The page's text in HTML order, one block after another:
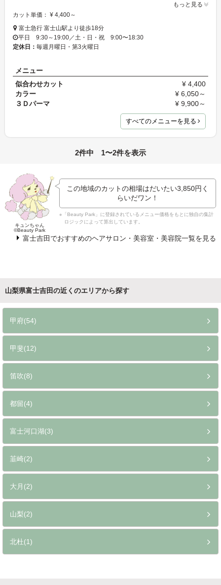
もっと見る
カット単価： ¥ 4,400～
富士急行 富士山駅より徒歩18分
平日 9:30～19:00／土・日・祝 9:00〜18:30
定休日： 毎週月曜日・第3火曜日
メニュー
似合わせカット
¥ 4,400
カラー
¥ 6,050～
３Ｄパーマ
¥ 9,900～
すべてのメニューを見る
2件中 1〜2件を表示
キュンちゃん
©Beauty Park
この地域のカットの相場はだいたい3,850円 く
らいだワン！
※「Beauty Park」に登録されているメニュー価格をもとに独自の集計
ロジックによって算出しています。
富士吉田でおすすめのヘアサロン・美容室・美容院一覧を見る
山梨県富士吉田の近くのエリアから探す
甲府(54)
甲斐(12)
笛吹(8)
都留(4)
富士河口湖(3)
韮崎(2)
大月(2)
山梨(2)
北杜(1)